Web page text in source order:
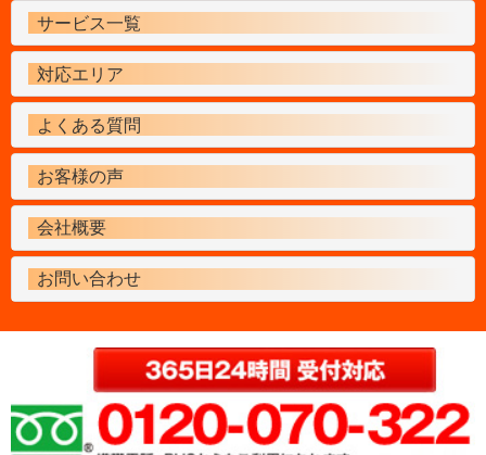
サービス一覧
対応エリア
よくある質問
お客様の声
会社概要
お問い合わせ